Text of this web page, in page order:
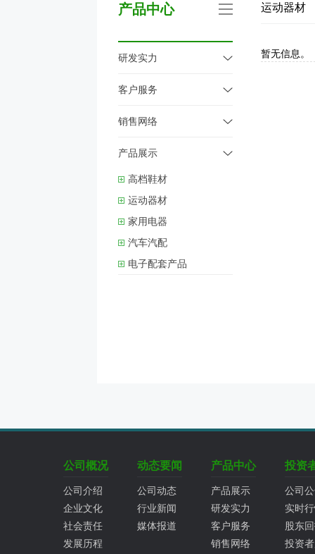
产品中心
研发实力
客户服务
销售网络
产品展示
高档鞋材
运动器材
家用电器
汽车汽配
电子配套产品
运动器材
暂无信息。
公司概况
公司介绍
企业文化
社会责任
发展历程
动态要闻
公司动态
行业新闻
媒体报道
产品中心
产品展示
研发实力
客户服务
销售网络
投资
公司
实时
股东
投资